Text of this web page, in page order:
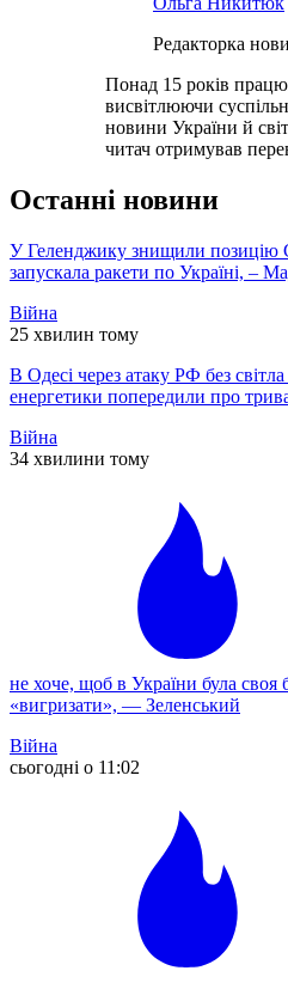
Редакторка
Понад 15 років
висвітлюючи
новини України й
читач отримував
Останні новини
У Геленджику знищили позицію
запускала ракети по Україні, –
Війна
25 хвилин тому
В Одесі через атаку РФ без
енергетики попередили про
Війна
34 хвилини тому
не хоче, щоб в України була своя
«вигризати», — Зеленський
Війна
сьогодні о 11:02